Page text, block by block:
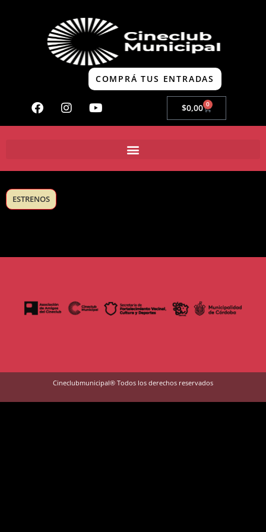
COMPRÁ TUS ENTRADAS
$0,00 0
ESTRENOS
Cineclubmunicipal® Todos los derechos reservados